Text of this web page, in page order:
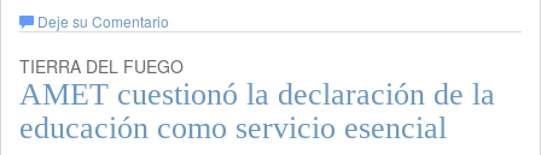
Deje su Comentario
TIERRA DEL FUEGO
AMET cuestionó la declaración de la
educación como servicio esencial